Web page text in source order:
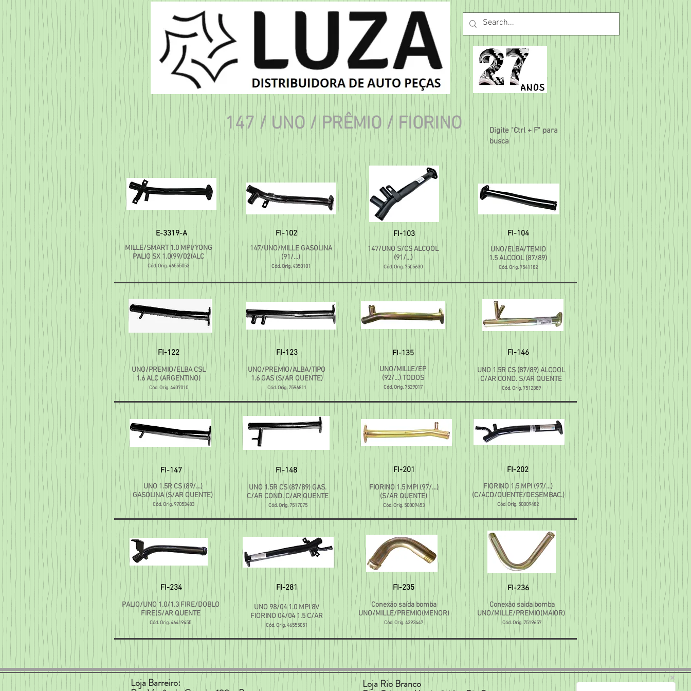
147 / UNO / PRÊMIO / FIORINO
Digite "Ctrl + F" para
busca
E-3319-A
MILLE/SMART 1.0 MPI/YONG
PALIO SX 1.0(99/02)ALC
Cód. Orig. 46555053
FI-102
147/UNO/MILLE GASOLINA
(91/...)
Cód. Orig. 4350101
FI-103
147/UNO S/CS ALCOOL
(91/...)
Cód. Orig. 7505630
FI-104
UNO/ELBA/TEMIO
1.5 ALCOOL (87/89)
Cód. Orig. 7541182
FI-122
UNO/PREMIO/ELBA CSL
1.6 ALC (ARGENTINO)
Cód. Orig. 4407010
FI-123
UNO/PREMIO/ALBA/TIPO
1.6 GAS (S/AR QUENTE)
Cód. Orig. 7596811
FI-135
UNO/MILLE/EP
(92/...) TODOS
Cód. Orig. 7529017
FI-146
UNO 1.5R CS (87/89) ALCOOL
C/AR COND. S/AR QUENTE
Cód. Orig. 7512389
FI-147
UNO 1.5R CS (89/...)
GASOLINA (S/AR QUENTE)
Cód. Orig. 97053483
FI-148
UNO 1.5R CS (87/89) GAS.
C/AR COND. C/AR QUENTE
Cód. Orig. 7517075
FI-201
FIORINO 1.5 MPI (97/...)
(S/AR QUENTE)
Cód. Orig. 50009453
FI-202
FIORINO 1.5 MPI (97/...)
(C/ACD/QUENTE/DESEMBAC.)
Cód. Orig. 50009482
FI-234
PALIO/UNO 1.0/1.3 FIRE/DOBLO
FIRE(S/AR QUENTE
Cód. Orig. 46419455
FI-281
UNO 98/04 1.0 MPI 8V
FIORINO 04/04 1.5 C/AR
Cód. Orig. 46555051
FI-235
Conexão saída bomba
UNO/MILLE/PREMIO(MENOR)
Cód. Orig. 4393447
FI-236
Conexão saida bomba
UNO/MILLE/PREMIO(MAIOR)
Cód. Orig. 7519657
Loja Barreiro: Loja Rio Branco